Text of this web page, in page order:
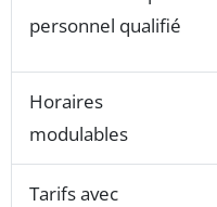
personnel qualifié
Horaires
modulables
Tarifs avec